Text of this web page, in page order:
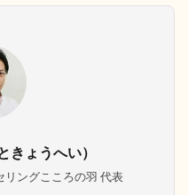
きょうへい）
リングこころの羽 代表